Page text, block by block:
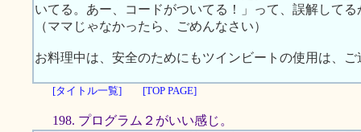
いてる。あー、コードがついてる！」って、誤解してる
（ママじゃなかったら、ごめんなさい）
お料理中は、安全のためにもツインビートの使用は、ご
[タイトル一覧] [TOP PAGE]
198. プログラム２がいい感じ。